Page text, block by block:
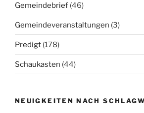
Gemeindebrief (46)
Gemeindeveranstaltungen (3)
Predigt (178)
Schaukasten (44)
NEUIGKEITEN NACH